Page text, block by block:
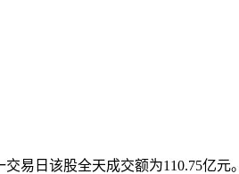
易日该股全天成交额为110.75亿元。